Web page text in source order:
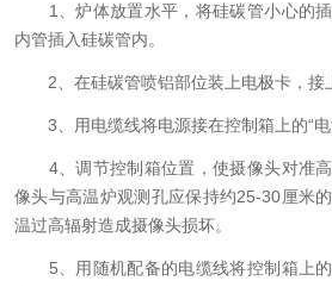
1、炉体放置水平，将硅碳管小心的插
内管插入硅碳管内。
2、在硅碳管喷铝部位装上电极卡，接
3、用电缆线将电源接在控制箱上的“电
4、调节控制箱位置，使摄像头对准高
像头与高温炉观测孔应保持约25-30厘米
温过高辐射造成摄像头损坏。
5、用随机配备的电缆线将控制箱上的